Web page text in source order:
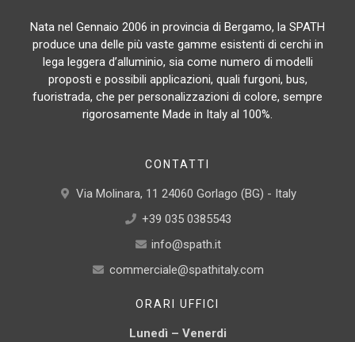
Nata nel Gennaio 2006 in provincia di Bergamo, la SPATH
produce una delle più vaste gamme esistenti di cerchi in
lega leggera d’alluminio, sia come numero di modelli
proposti e possibili applicazioni, quali furgoni, bus,
fuoristrada, che per personalizzazioni di colore, sempre
rigorosamente Made in Italy al 100%.
CONTATTI
Via Molinara, 11 24060 Gorlago (BG) - Italy
+39 035 0385543
info@spath.it
commerciale@spathitaly.com
ORARI UFFICI
Lunedì – Venerdi